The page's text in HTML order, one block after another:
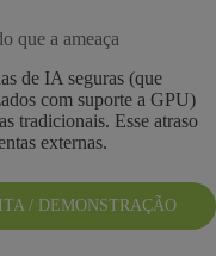
que a ameaça
de IA seguras (que
com suporte a GPU)
tradicionais. Esse atraso
externas.
/ DEMONSTRAÇÃO